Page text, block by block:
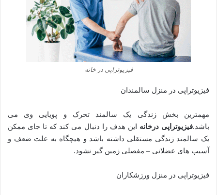
فیزیوتراپی در خانه
فیزیوتراپی در منزل سالمندان
مهمترین بخش زندگی یک سالمند تحرک و پویایی وی می
باشد.فیزیوتراپی درخانه این هدف را دنبال می کند که تا جای ممکن
یک سالمند زندگی مستقلی داشته باشد و هیچگاه به علت ضعف و
آسیب های عضلانی – مفصلی زمین گیر نشود.
فیزیوتراپی در منزل ورزشکاران